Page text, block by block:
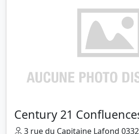
Century 21
3 rue du Capitaine Lafond